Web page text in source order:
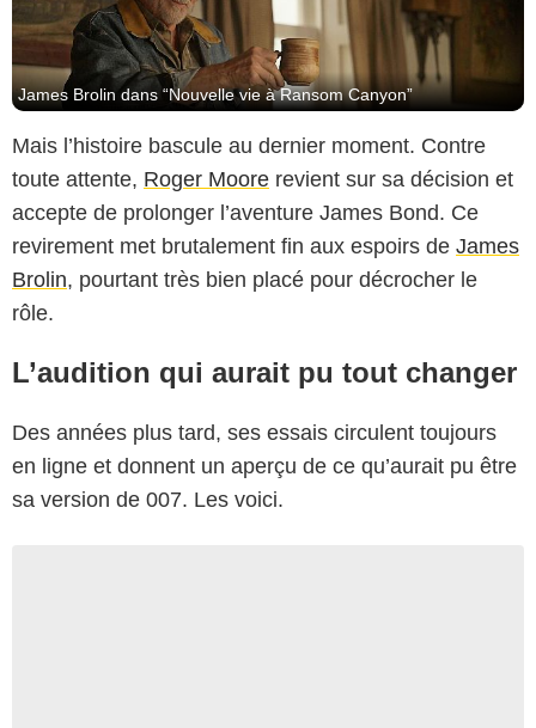
James Brolin dans “Nouvelle vie à Ransom Canyon”
Mais l’histoire bascule au dernier moment. Contre
toute attente, Roger Moore revient sur sa décision et
accepte de prolonger l’aventure James Bond. Ce
revirement met brutalement fin aux espoirs de James
Brolin, pourtant très bien placé pour décrocher le
rôle.
L’audition qui aurait pu tout changer
Des années plus tard, ses essais circulent toujours
en ligne et donnent un aperçu de ce qu’aurait pu être
sa version de 007. Les voici.